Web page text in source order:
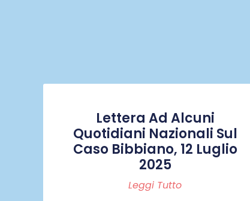
Lettera Ad Alcuni
Quotidiani Nazionali Sul
Caso Bibbiano, 12 Luglio
2025
Leggi Tutto